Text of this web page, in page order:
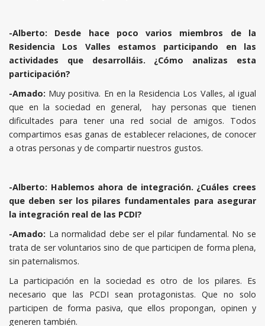
-Alberto:
Desde hace poco varios miembros de la
Residencia Los Valles estamos participando en las
actividades que desarrolláis. ¿Cómo analizas esta
participación?
-Amado: Muy positiva. En en la Residencia Los Valles, al igual
que en la sociedad en general, hay personas que tienen
dificultades para tener una red social de amigos. Todos
compartimos esas ganas de establecer relaciones, de conocer
a otras personas y de compartir nuestros gustos.
-Alberto: Hablemos ahora de integración. ¿Cuáles crees
que deben ser los pilares fundamentales para asegurar
la integración real de las PCDI?
-Amado: La normalidad debe ser el pilar fundamental. No se
trata de ser voluntarios sino de que participen de forma plena,
sin paternalismos.
La participación en la sociedad es otro de los pilares. Es
necesario que las PCDI sean protagonistas. Que no solo
participen de forma pasiva, que ellos propongan, opinen y
generen también.